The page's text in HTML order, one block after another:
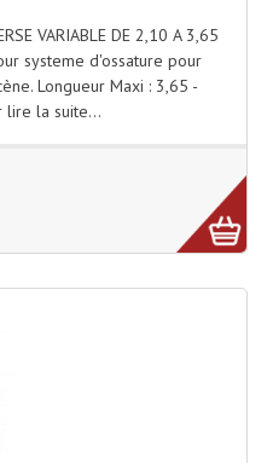
Guitare
Vinyles
VARIABLE DE 2,10 A 3,65
systeme d'ossature pour
Longueur Maxi : 3,65 -
lire la suite...